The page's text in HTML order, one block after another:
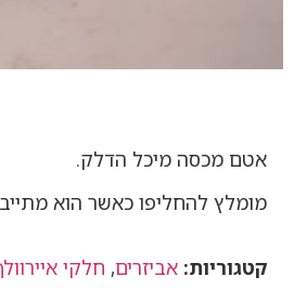
אטם מכסה מיכל הדלק.
מומלץ להחליפו כאשר הוא
קטגוריות: אביזרים, חלקי